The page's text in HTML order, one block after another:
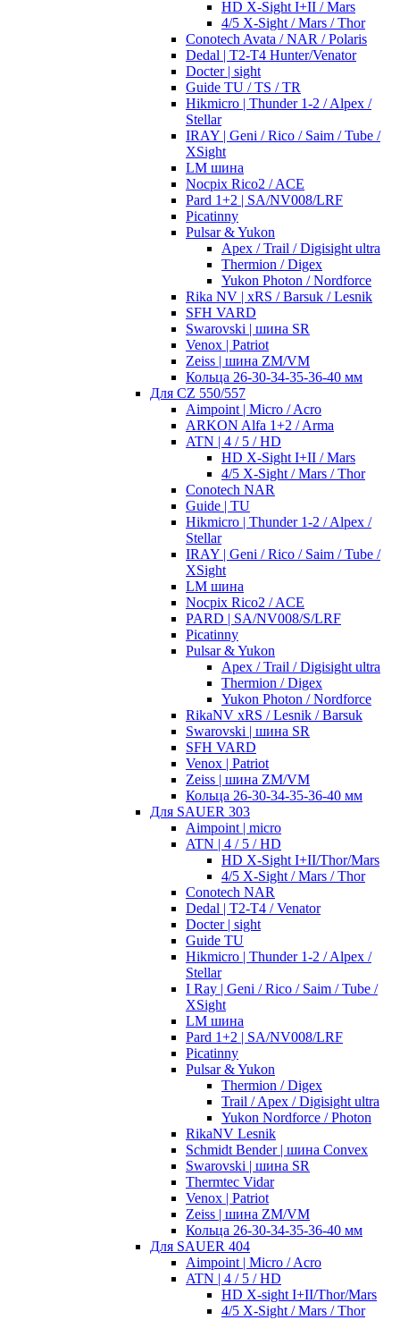
HD X-Sight I+II / Mars
4/5 X-Sight / Mars / Thor
Conotech Avata / NAR / Polaris
Dedal | T2-T4 Hunter/Venator
Docter | sight
Guide TU / TS / TR
Hikmicro | Thunder 1-2 / Alpex /
Stellar
IRAY | Geni / Rico / Saim / Tube /
XSight
LM шина
Nocpix Rico2 / ACE
Pard 1+2 | SA/NV008/LRF
Picatinny
Pulsar & Yukon
Apex / Trail / Digisight ultra
Thermion / Digex
Yukon Photon / Nordforce
Rika NV | xRS / Barsuk / Lesnik
SFH VARD
Swarovski | шина SR
Venox | Patriot
Zeiss | шина ZM/VM
Кольца 26-30-34-35-36-40 мм
Для CZ 550/557
Aimpoint | Micro / Acro
ARKON Alfa 1+2 / Arma
ATN | 4 / 5 / HD
HD X-Sight I+II / Mars
4/5 X-Sight / Mars / Thor
Conotech NAR
Guide | TU
Hikmicro | Thunder 1-2 / Alpex /
Stellar
IRAY | Geni / Rico / Saim / Tube /
XSight
LM шина
Nocpix Rico2 / ACE
PARD | SA/NV008/S/LRF
Picatinny
Pulsar & Yukon
Apex / Trail / Digisight ultra
Thermion / Digex
Yukon Photon / Nordforce
RikaNV xRS / Lesnik / Barsuk
Swarovski | шина SR
SFH VARD
Venox | Patriot
Zeiss | шина ZM/VM
Кольца 26-30-34-35-36-40 мм
Для SAUER 303
Aimpoint | micro
ATN | 4 / 5 / HD
HD X-Sight I+II/Thor/Mars
4/5 X-Sight / Mars / Thor
Conotech NAR
Dedal | T2-T4 / Venator
Docter | sight
Guide TU
Hikmicro | Thunder 1-2 / Alpex /
Stellar
I Ray | Geni / Rico / Saim / Tube /
XSight
LM шина
Pard 1+2 | SA/NV008/LRF
Picatinny
Pulsar & Yukon
Thermion / Digex
Trail / Apex / Digisight ultra
Yukon Nordforce / Photon
RikaNV Lesnik
Schmidt Bender | шина Convex
Swarovski | шина SR
Thermtec Vidar
Venox | Patriot
Zeiss | шина ZM/VM
Кольца 26-30-34-35-36-40 мм
Для SAUER 404
Aimpoint | Micro / Acro
ATN | 4 / 5 / HD
HD X-sight I+II/Thor/Mars
4/5 X-Sight / Mars / Thor